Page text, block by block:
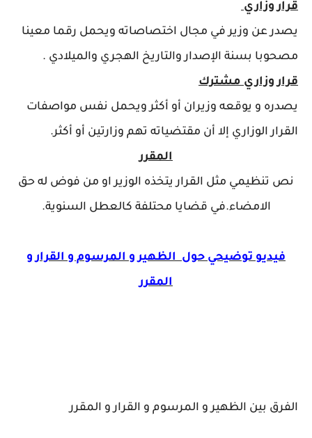
قرار وزاري
يصدر عن وزير في مجال اختصاصاته ويحمل رقما معينا
مصحوبا بسنة الإصدار والتاريخ الهجري والميلادي .
قرار وزاري مشترك
يصدره و يوقعه وزيران أو أكثر ويحمل نفس مواصفات
القرار الوزاري إلا أن مقتضياته تهم وزارتين أو أكثر.
المقرر
نص تنظيمي مثل القرار يتخذه الوزير او من فوض له حق
الامضاء.في قضايا محتلفة كالعطل السنوية.
فيديو توضيحي حول الظهير و المرسوم و القرار و
المقرر
الفرق بين الظهير و المرسوم و القرار و المقرر